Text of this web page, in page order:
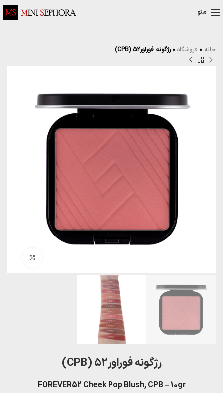
منو
خانه » فروشگاه »رژگونه فوراور52 (CPB)
رژگونه فوراور52 (CPB)
FOREVER52 Cheek Pop Blush, CPB – 10gr